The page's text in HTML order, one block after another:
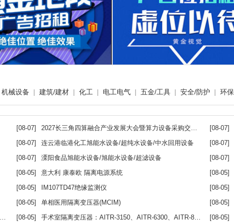
机械设备 | 建筑/建材 | 化工 | 电工电气 | 五金/工具 | 安全/防护 | 环保
[08-07] 2027长三角四算融合产业发展大会暨算力设备采购交易会 [08-07]
[08-07] 连云港临港化工旭能水设备/超纯水设备/中水回用设备 [08-07]
[08-07] 溧阳食品旭能水设备/旭能水设备/超滤设备 [08-07]
[08-05] 意大利 康泰欧 隔离电源系统 [08-05]
[08-05] IM107TD47绝缘监测仪 [08-05]
[08-05] 单相医用隔离变压器(MCIM) [08-05]
[08-05] 手术室隔离变压器：AITR-3150、AITR-6300、AITR-8000、AITR-10000 [08-05]